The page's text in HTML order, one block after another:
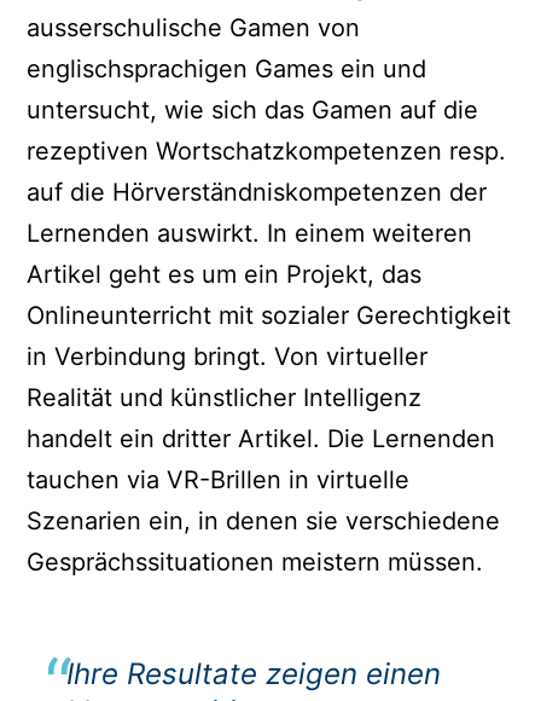
ausserschulische Gamen von
englischsprachigen Games ein und
untersucht, wie sich das Gamen auf die
rezeptiven Wortschatzkompetenzen resp.
auf die Hörverständniskompetenzen der
Lernenden auswirkt. In einem weiteren
Artikel geht es um ein Projekt, das
Onlineunterricht mit sozialer Gerechtigkeit
in Verbindung bringt. Von virtueller
Realität und künstlicher Intelligenz
handelt ein dritter Artikel. Die Lernenden
tauchen via VR-Brillen in virtuelle
Szenarien ein, in denen sie verschiedene
Gesprächssituationen meistern müssen.
Ihre Resultate zeigen einen